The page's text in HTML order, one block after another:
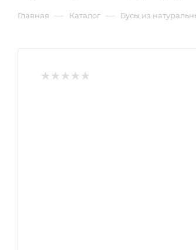
Главная — Каталог — Бусы из